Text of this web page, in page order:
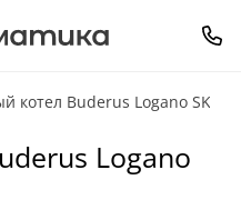
котел Buderus Logano
Logano